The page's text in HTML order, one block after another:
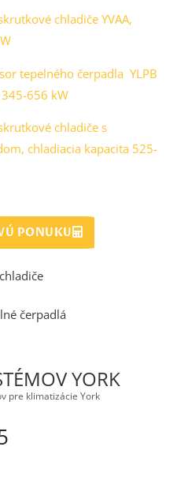
chladiče YVAA,
tepelného čerpadla YLPB
656 kW
chladiče s
chladiacia kapacita 525-
PONUKU